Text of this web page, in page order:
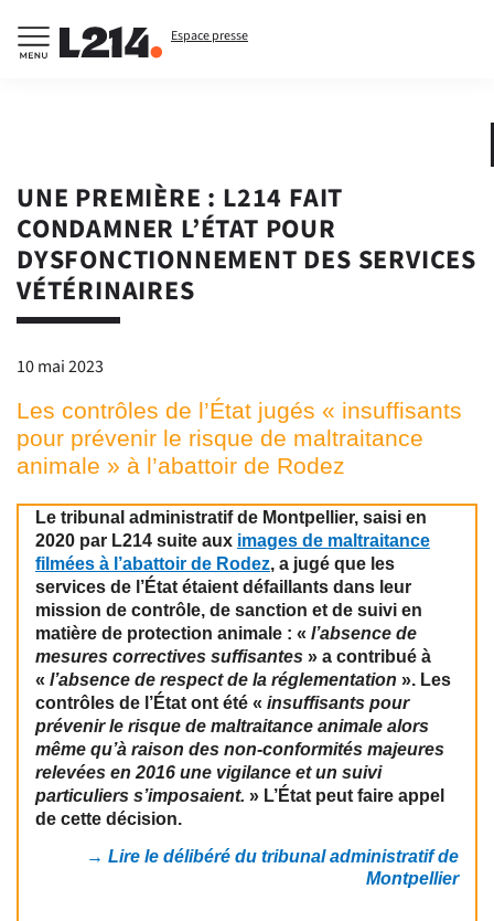
Espace presse
UNE PREMIÈRE : L214 FAIT
CONDAMNER L’ÉTAT POUR
DYSFONCTIONNEMENT DES SERVICES
VÉTÉRINAIRES
10 mai 2023
Les contrôles de l’État jugés « insuffisants
pour prévenir le risque de maltraitance
animale » à l’abattoir de Rodez
Le tribunal administratif de Montpellier, saisi en
2020 par L214 suite aux images de maltraitance
filmées à l’abattoir de Rodez, a jugé que les
services de l’État étaient défaillants dans leur
mission de contrôle, de sanction et de suivi en
matière de protection animale : « l’absence de
mesures correctives suffisantes » a contribué à
« l’absence de respect de la réglementation ». Les
contrôles de l’État ont été « insuffisants pour
prévenir le risque de maltraitance animale alors
même qu’à raison des non-conformités majeures
relevées en 2016 une vigilance et un suivi
particuliers s’imposaient. » L’État peut faire appel
de cette décision.
→ Lire le délibéré du tribunal administratif de
Montpellier